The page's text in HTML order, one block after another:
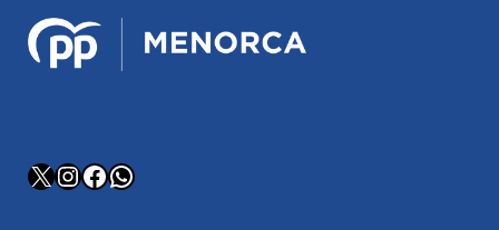
X Instagram
Facebook
WhatsApp